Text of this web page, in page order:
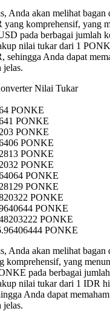
Anda akan melihat bagan
komprehensif, yang
pada berbagai jumlah
nilai tukar dari 1
Anda dapat
jelas.
Nilai Tukar
PONKE
PONKE
PONKE
PONKE
PONKE
PONKE
PONKE
PONKE
PONKE
PONKE
PONKE
PONKE
Anda akan melihat
komprehensif, yang
pada berbagai
nilai tukar dari 1 IDR
Anda dapat
jelas.